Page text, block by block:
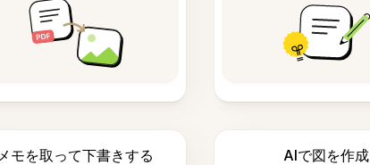
モを取って下書きする AIで図を作成